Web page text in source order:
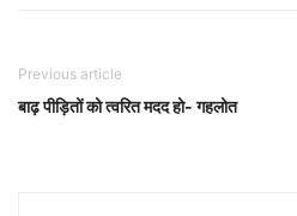
Previous article
बाढ़ पीड़ितों को त्वरित मदद हो- गहलोत